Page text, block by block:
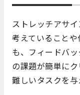
ストレッチアサ
考えていること
も、フィードバ
の課題が簡単に
難しいタスクを与